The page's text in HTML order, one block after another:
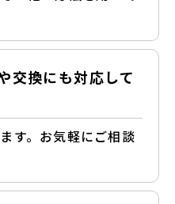
交換にも対応して
す。お気軽にご相談